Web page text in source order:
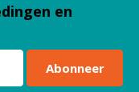
en
Abonneer